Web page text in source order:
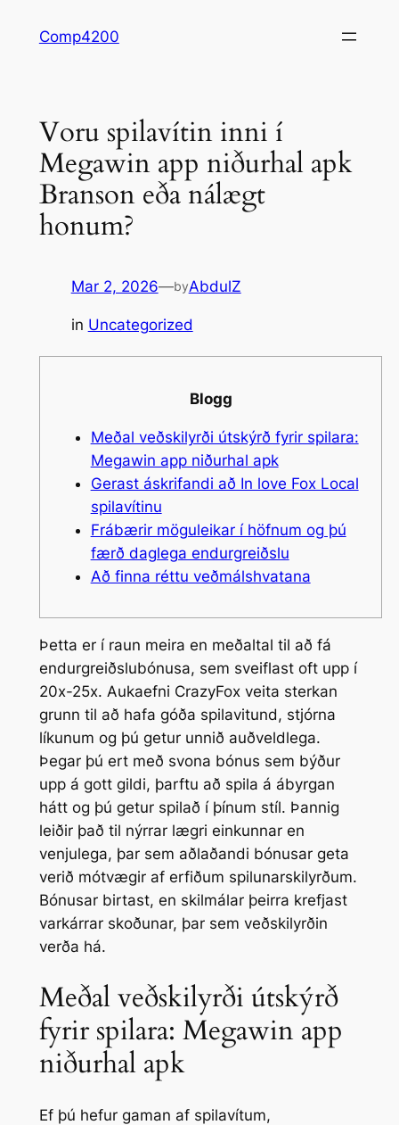
Comp4200
Voru spilavítin inni í
Megawin app niðurhal apk
Branson eða nálægt
honum?
Mar 2, 2026—byAbdulZ
in Uncategorized
Blogg
Meðal veðskilyrði útskýrð fyrir spilara:
Megawin app niðurhal apk
Gerast áskrifandi að In love Fox Local
spilavítinu
Frábærir möguleikar í höfnum og þú
færð daglega endurgreiðslu
Að finna réttu veðmálshvatana
Þetta er í raun meira en meðaltal til að fá
endurgreiðslubónusa, sem sveiflast oft upp í
20x-25x. Aukaefni CrazyFox veita sterkan
grunn til að hafa góða spilavitund, stjórna
líkunum og þú getur unnið auðveldlega.
Þegar þú ert með svona bónus sem býður
upp á gott gildi, þarftu að spila á ábyrgan
hátt og þú getur spilað í þínum stíl. Þannig
leiðir það til nýrrar lægri einkunnar en
venjulega, þar sem aðlaðandi bónusar geta
verið mótvægir af erfiðum spilunarskilyrðum.
Bónusar birtast, en skilmálar þeirra krefjast
varkárrar skoðunar, þar sem veðskilyrðin
verða há.
Meðal veðskilyrði útskýrð
fyrir spilara: Megawin app
niðurhal apk
Ef þú hefur gaman af spilavítum,